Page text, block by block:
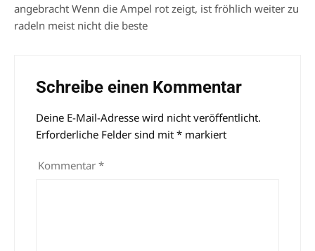
angebracht Wenn die Ampel rot zeigt, ist fröhlich weiter zu
radeln meist nicht die beste
Schreibe einen Kommentar
Deine E-Mail-Adresse wird nicht veröffentlicht.
Erforderliche Felder sind mit * markiert
Kommentar *
Alternative: